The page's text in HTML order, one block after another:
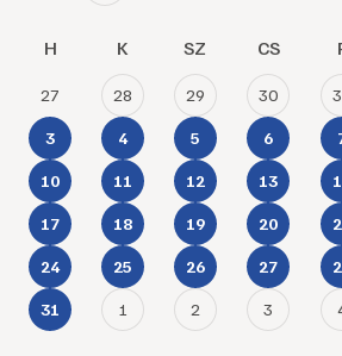
H K SZ CS
27 28 29 30
3 4 5 6
10 11 12 13
17 18 19 20
24 25 26 27
31 1 2 3